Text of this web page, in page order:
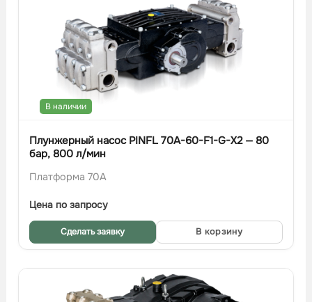
В наличии
Плунжерный насос PINFL 70A-60-F1-G-X2 — 80
бар, 800 л/мин
Платформа 70A
Цена по запросу
Сделать заявку В корзину